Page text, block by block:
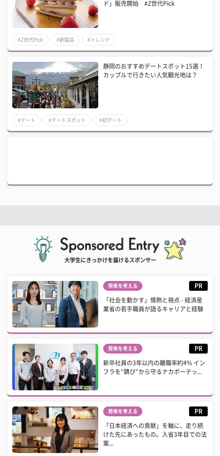
ド」販売開始 #Z世代Pick
#Z世代Pick #新製品 #トレンド
静岡のおすすめデートスポット15選！
カップルで行きたい人気観光地は？
#デート #デートスポット #初デート
大学生にきっかけを届けるスポンサー
将来を考える PR
「社会を動かす」情熱と視点 - 経済産
業省の若手職員が語るキャリアと経験
将来を考える PR
新卒社員の3年以内の離職率約4% イン
フラを“錆び”から守るナカボーテッ...
将来を考える PR
「日本経済への貢献」を軸に、走り続
けた先にあったもの。入省3年目での法
案...